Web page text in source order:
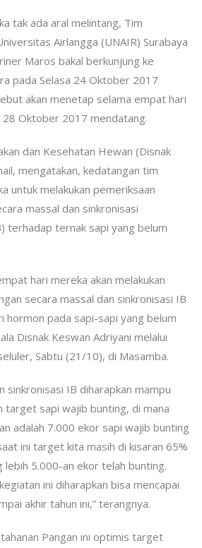
tak ada aral melintang, Tim
Airlangga (UNAIR) Surabaya
Maros bakal berkunjung ke
pada Selasa 24 Oktober 2017
akan menetap selama empat hari
28 Oktober 2017 mendatang.
dan Kesehatan Hewan (Disnak
mengatakan, kedatangan tim
untuk melakukan pemeriksaan
massal dan sinkronisasi
terhadap ternak sapi yang belum
hari mereka akan melakukan
secara massal dan sinkronisasi IB
hormon pada sapi-sapi yang belum
Disnak Keswan Adriyani melalui
Sabtu (21/10), di Masamba.
sinkronisasi IB diharapkan mampu
target sapi wajib bunting, di mana
adalah 7.000 ekor sapi wajib bunting
ini target kita masih di kisaran 65%
lebih 5.000-an ekor telah bunting.
ini diharapkan bisa mencapai
akhir tahun ini,” terangnya.
Pangan ini optimis target